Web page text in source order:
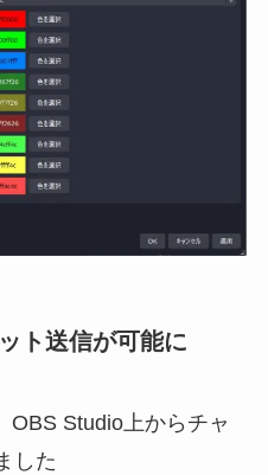
ト送信が可能に
OBS Studio上からチャ
した